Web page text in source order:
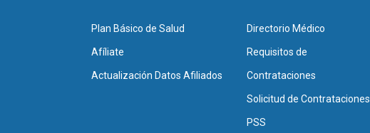
Plan Básico de Salud
Afíliate
Actualización Datos Afiliados
Directorio Médico
Requisitos de
Contrataciones
Solicitud de Contrataciones
PSS